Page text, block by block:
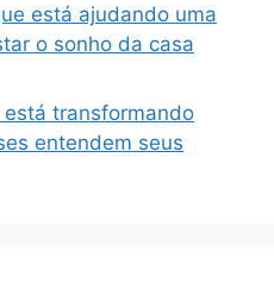
está ajudando uma
o sonho da casa
está transformando
entendem seus